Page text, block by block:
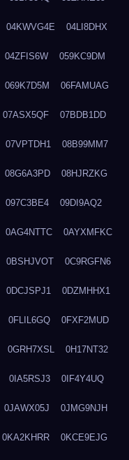
04KWVG4E 04LI8DHX
04ZFIS6W 059KC9DM
069K7D5M 06FAMUAG
07ASX5QF 07BDB1DD
07VPTDH1 08B99MM7
08G6A3PD 08HJRZKG
097C3BE4 09DI9AQ2
0AG4NTTC 0AYXMFKC
0BSHJVOT 0C9RGFN6
0DCJSPJ1 0DZMHHX1
0FLIL6GQ 0FXF2MUD
0GRH7XSL 0H17NT32
0IA5RSJ3 0IF4Y4UQ
0JAWX05J 0JMG9NJH
0KA2KHRR 0KCE9EJG